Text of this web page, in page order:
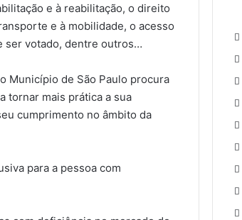
e à reabilitação, o direito
e à mobilidade, o acesso
ser votado, dentre outros…
Município de São Paulo procura
tornar mais prática a sua
cumprimento no âmbito da
para a pessoa com